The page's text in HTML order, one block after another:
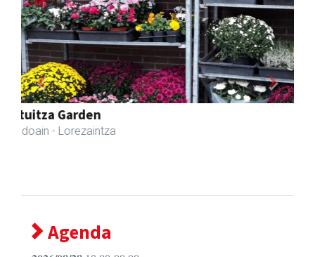
Kulunka aeroyoga zentroa
Andoain - Aeroyoga
Previous Next
Agenda